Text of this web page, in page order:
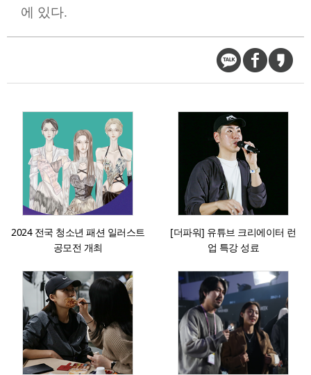
에 있다.
2024 전국 청소년 패션 일러스트
공모전 개최
[더파워] 유튜브 크리에이터 런
업 특강 성료